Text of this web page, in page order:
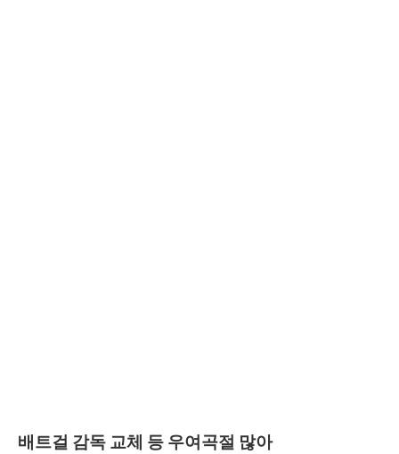
배트걸 감독 교체 등 우여곡절 많아